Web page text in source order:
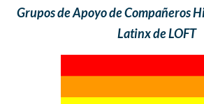
Grupos de Apoyo de Compañeros
Latinx de LOFT